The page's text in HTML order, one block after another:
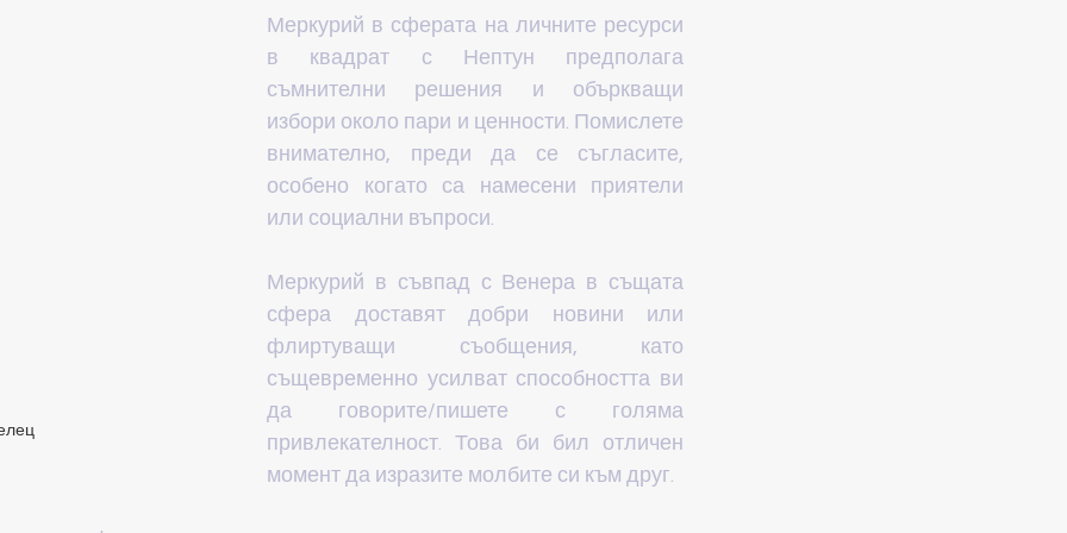
Меркурий в сферата на личните ресурси
в квадрат с Нептун предполага
съмнителни решения и объркващи
избори около пари и ценности. Помислете
внимателно, преди да се съгласите,
особено когато са намесени приятели
или социални въпроси.
Меркурий в съвпад с Венера в същата
сфера доставят добри новини или
флиртуващи съобщения, като
същевременно усилват способността ви
да говорите/пишете с голяма
привлекателност. Това би бил отличен
момент да изразите молбите си към друг.